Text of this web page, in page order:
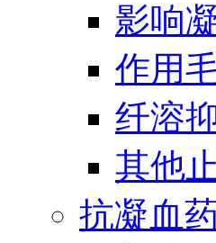
影响
作用
纤溶
其他
抗凝血